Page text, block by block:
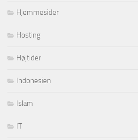
Hjemmesider
Hosting
Højtider
Indonesien
Islam
IT